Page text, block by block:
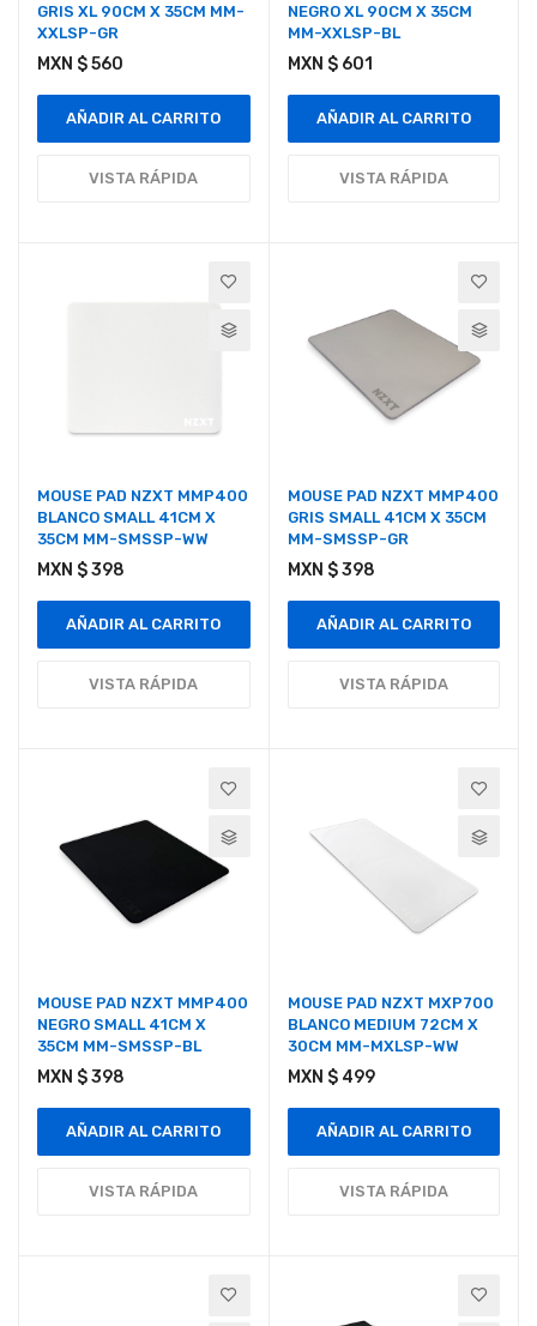
GRIS XL 90CM X 35CM MM-
XXLSP-GR
MXN $ 560
AÑADIR AL CARRITO
VISTA RÁPIDA
NEGRO XL 90CM X 35CM
MM-XXLSP-BL
MXN $ 601
AÑADIR AL CARRITO
VISTA RÁPIDA
MOUSE PAD NZXT MMP400
BLANCO SMALL 41CM X
35CM MM-SMSSP-WW
MXN $ 398
AÑADIR AL CARRITO
VISTA RÁPIDA
MOUSE PAD NZXT MMP400
GRIS SMALL 41CM X 35CM
MM-SMSSP-GR
MXN $ 398
AÑADIR AL CARRITO
VISTA RÁPIDA
MOUSE PAD NZXT MMP400
NEGRO SMALL 41CM X
35CM MM-SMSSP-BL
MXN $ 398
AÑADIR AL CARRITO
VISTA RÁPIDA
MOUSE PAD NZXT MXP700
BLANCO MEDIUM 72CM X
30CM MM-MXLSP-WW
MXN $ 499
AÑADIR AL CARRITO
VISTA RÁPIDA